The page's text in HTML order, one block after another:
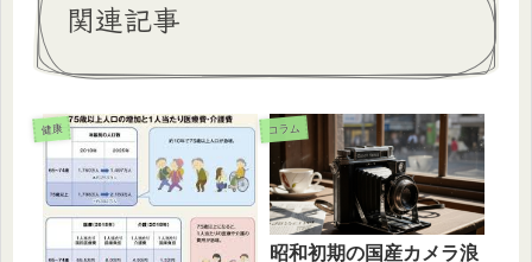
関連記事
健康 コラム
昭和初期の国産カメラ浪